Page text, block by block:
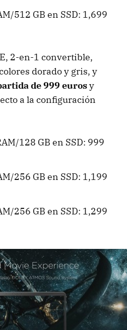
512 GB en SSD: 1,699
2-en-1 convertible,
dorado y gris, y
de 999 eurosy
a la configuración
128 GB en SSD: 999
256 GB en SSD: 1,199
256 GB en SSD: 1,299